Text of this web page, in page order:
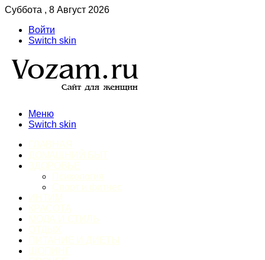
Суббота , 8 Август 2026
Войти
Switch skin
Меню
Switch skin